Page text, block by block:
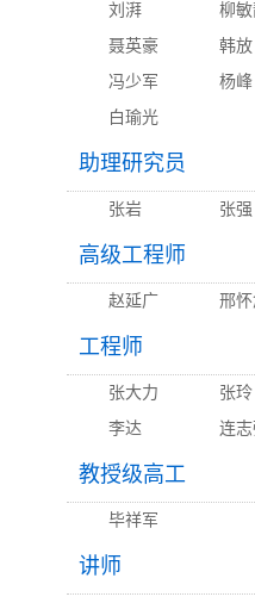
刘湃
柳
聂英豪
韩放
冯少军
杨峰
白瑜光
助理研究员
张岩 张强
高级工程师
赵延广 邢
工程师
张大力
张玲
李达
连
教授级高工
毕祥军
讲师